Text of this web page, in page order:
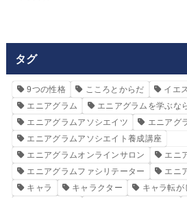
タグ
9つの性格 こころとからだ
イエ
エニアグラム
エニアグラムを学ぶな
エニアグラムアソシエイツ
エニアグ
エニアグラムアソシエイト養成講座
エニアグラムオンラインサロン
エニ
エニアグラムファシリテーター
エニ
キャラ
キャラクター キャラ転が